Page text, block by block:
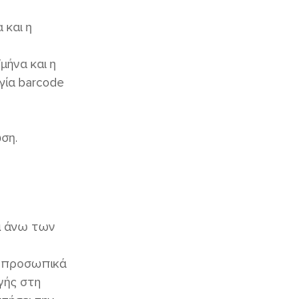
η
και η
barcode
άνω των
προσωπικά
στη